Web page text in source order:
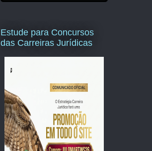
Estude para Concursos
das Carreiras Jurídicas